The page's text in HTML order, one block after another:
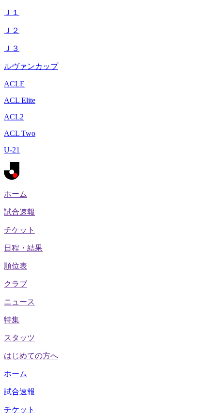
Ｊ１
Ｊ２
Ｊ３
ルヴァンカップ
ACLE
ACL Elite
ACL2
ACL Two
U-21
ホーム
試合速報
チケット
日程・結果
順位表
クラブ
ニュース
特集
スタッツ
はじめての方へ
ホーム
試合速報
チケット